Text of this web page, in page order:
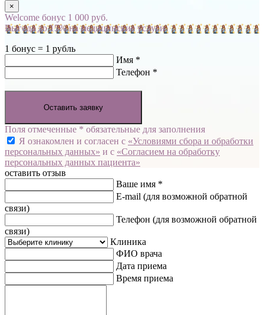
×
Welcome бонус 1 000 руб.
Выгода до 15% на медицинские услуги
1 бонус = 1 рубль
Имя *
Телефон *
Оставить заявку
Поля отмеченные * обязательные для заполнения
Я ознакомлен и согласен с «Условиями сбора и обработки
персональных данных» и с «Согласием на обработку
персональных данных пациента»
оставить отзыв
Ваше имя *
E-mail (для возможной обратной
связи)
Телефон (для возможной обратной
связи)
Клиника
ФИО врача
Дата приема
Время приема